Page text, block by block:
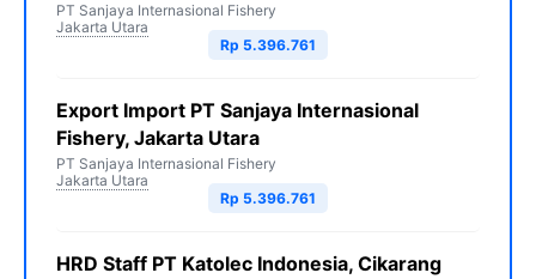
PT Sanjaya Internasional Fishery
Jakarta Utara
Rp 5.396.761
Export Import PT Sanjaya Internasional
Fishery, Jakarta Utara
PT Sanjaya Internasional Fishery
Jakarta Utara
Rp 5.396.761
HRD Staff PT Katolec Indonesia, Cikarang